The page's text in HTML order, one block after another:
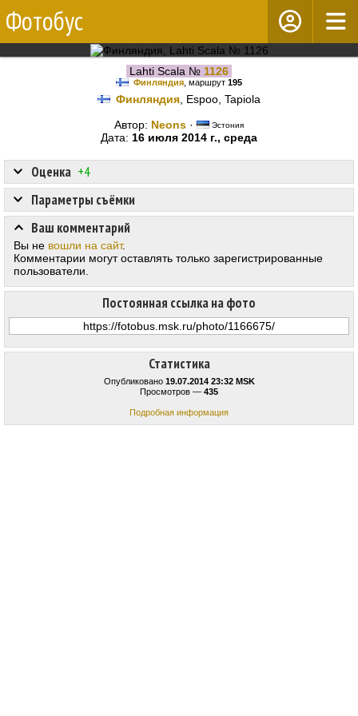
Фотобус
Lahti Scala № 1126
Финляндия , маршрут 195
Финляндия , Espoo, Tapiola
Автор: Neons · Эстония
Дата: 16 июля 2014 г., среда
Статистика
Опубликовано 19.07.2014 23:32 MSK
Просмотров — 435
Подробная информация
Оценка +4
Постоянная ссылка на фото
Параметры съёмки
Ваш комментарий
Вы не вошли на сайт.
Комментарии могут оставлять только зарегистрированные
пользователи.